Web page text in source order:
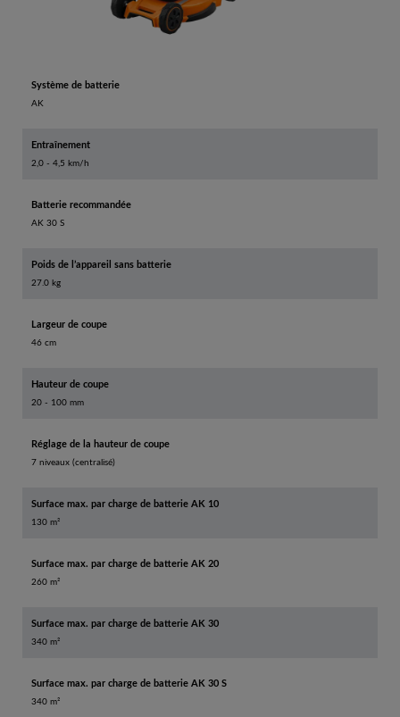
Système de batterie
AK
Entraînement
2,0 - 4,5 km/h
Batterie recommandée
AK 30 S
Poids de l’appareil sans batterie
27.0 kg
Largeur de coupe
46 cm
Hauteur de coupe
20 - 100 mm
Réglage de la hauteur de coupe
7 niveaux (centralisé)
Surface max. par charge de batterie AK 10
130 m²
Surface max. par charge de batterie AK 20
260 m²
Surface max. par charge de batterie AK 30
340 m²
Surface max. par charge de batterie AK 30 S
340 m²